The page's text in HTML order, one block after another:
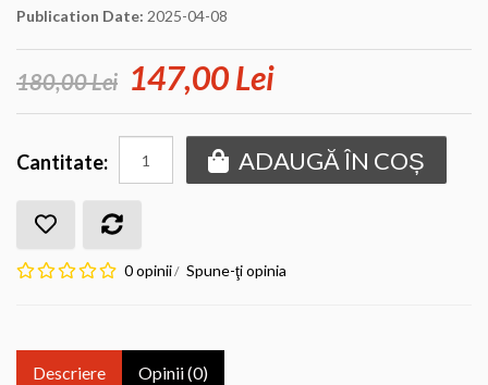
Publication Date: 2025-04-08
180,00 Lei 147,00 Lei
Cantitate: ADAUGĂ ÎN COȘ
0 opinii/ Spune-ţi opinia
Descriere Opinii (0)